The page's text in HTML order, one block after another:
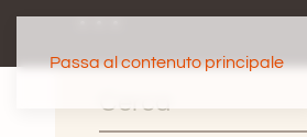
Passa al contenuto principale